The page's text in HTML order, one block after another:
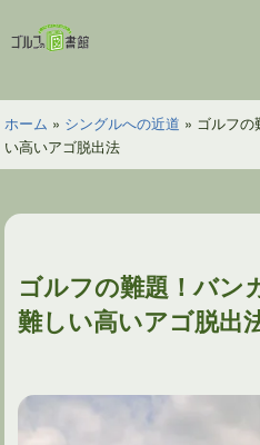
ン
ツ
へ
ス
ッ
ゴ
フ
の
図
ホーム » シングルへの近道 » ゴルフの
い高いアゴ脱出法
ゴルフの難題！バン
難しい高いアゴ脱出